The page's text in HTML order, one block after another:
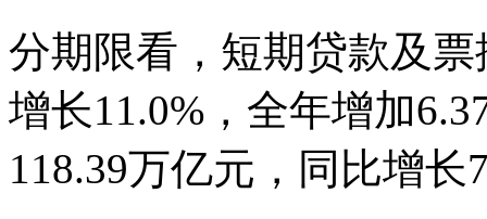
分期限看，短期贷款及
增长11.0%，全年增加
118.39万亿元，同比增